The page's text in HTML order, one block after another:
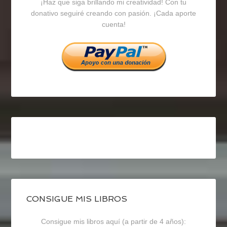
en
Facebook
en
Twitter
en
Instagram
¡Haz que siga brillando mi creatividad! Con tu
donativo seguiré creando con pasión. ¡Cada aporte
cuenta!
CONSIGUE MIS LIBROS
Consigue mis libros aquí (a partir de 4 años):